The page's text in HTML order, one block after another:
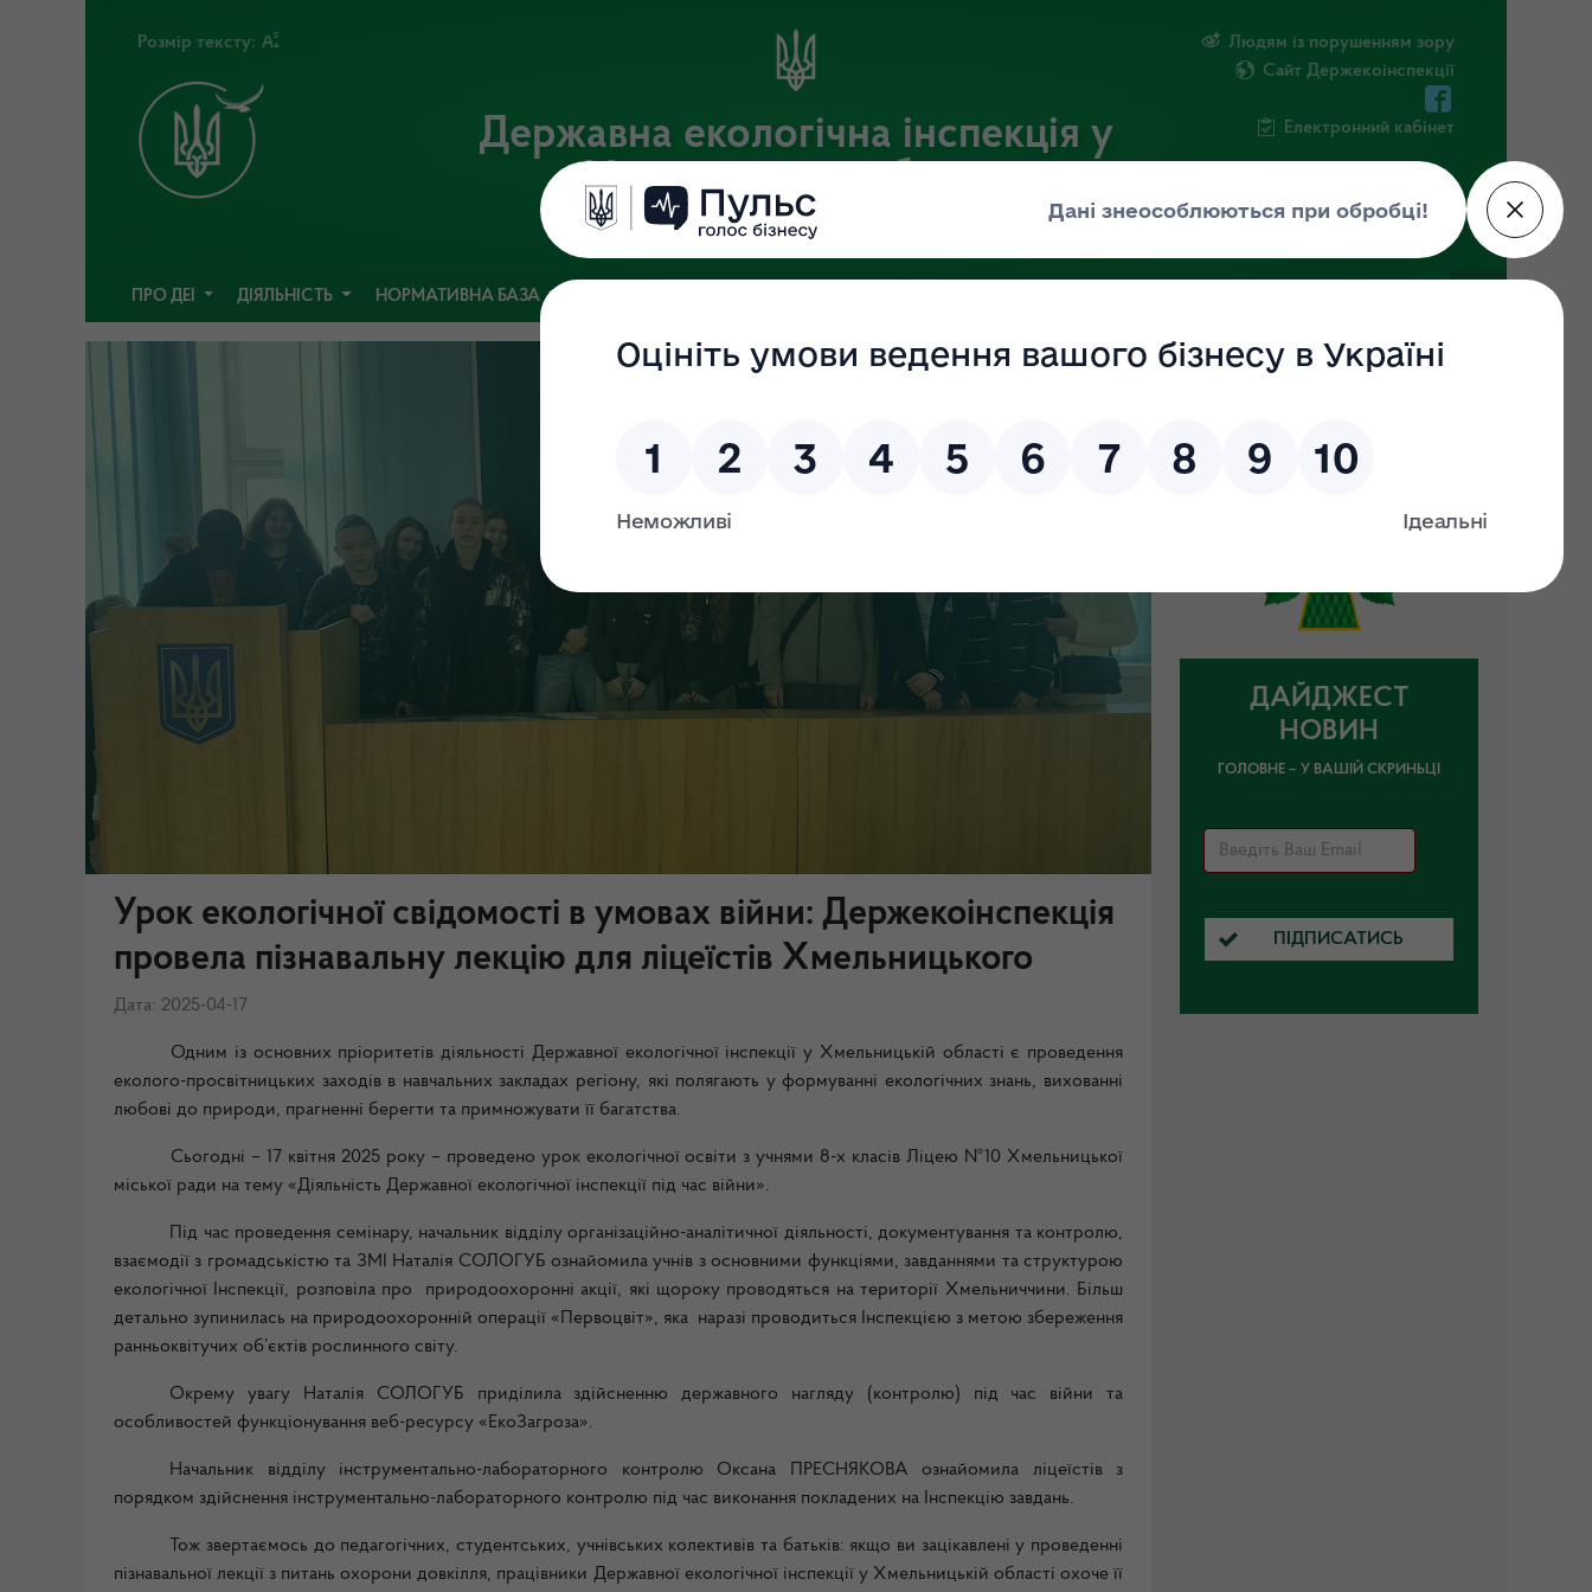
Розмір тексту:
Державна екологічна інспекція у
Хмельницькій області
Офіційний веб-портал
Людям із порушенням зору
Сайт Держекоінспекції
Електронний кабінет
ПРО ДЕІ ДІЯЛЬНІСТЬ НОРМАТИВНА БАЗА
Урок екологічної свідомості в умовах війни: Держекоінспекція
провела пізнавальну лекцію для ліцеїстів Хмельницького
Дата: 2025-04-17
Одним із основних пріоритетів діяльності Державної екологічної інспекції у Хмельницькій області є проведення
еколого-просвітницьких заходів в навчальних закладах регіону, які полягають у формуванні екологічних знань, вихованні
любові до природи, прагненні берегти та примножувати її багатства.
Сьогодні – 17 квітня 2025 року – проведено урок екологічної освіти з учнями 8-х класів Ліцею №10 Хмельницької
міської ради на тему «Діяльність Державної екологічної інспекції під час війни».
Під час проведення семінару, начальник відділу організаційно-аналітичної діяльності, документування та контролю,
взаємодії з громадськістю та ЗМІ Наталія СОЛОГУБ ознайомила учнів з основними функціями, завданнями та структурою
екологічної Інспекції, розповіла про
природоохоронні акції, які щороку проводяться на території Хмельниччини. Більш
детально зупинилась на природоохоронній операції «Первоцвіт», яка наразі проводиться Інспекцією з метою збереження
ранньоквітучих об’єктів рослинного світу.
Окрему увагу Наталія СОЛОГУБ приділила здійсненню державного нагляду (контролю) під час війни та
особливостей функціонування веб-ресурсу «ЕкоЗагроза».
Начальник відділу інструментально-лабораторного контролю Оксана ПРЕСНЯКОВА ознайомила ліцеїстів з
порядком здійснення інструментально-лабораторного контролю під час виконання покладених на Інспекцію завдань.
Тож звертаємось до педагогічних, студентських, учнівських колективів та батьків: якщо ви зацікавлені у проведенні
пізнавальної лекції з питань охорони довкілля, працівники Державної екологічної інспекції у Хмельницькій області охоче її
ДАЙДЖЕСТ
НОВИН
ГОЛОВНЕ – У ВАШІЙ СКРИНЬЦІ
ПІДПИСАТИСЬ